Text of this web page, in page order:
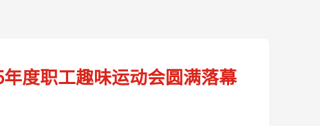
度职工趣味运动会圆满落幕